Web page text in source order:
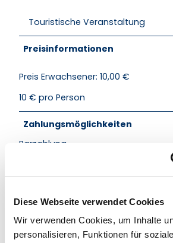
Diese Webseite verwendet Cookies
Wir verwenden Cookies, um Inhalte
personalisieren, Funktionen für
Touristische Veranstaltung
Preisinformationen
Preis Erwachsener: 10,00 €
10 € pro Person
Zahlungsmöglichkeiten
Barzahlung
Dauer: ca. 90 Minuten
Kosten: 10,00 € (Erwachsene)
Für Kinder ist diese Führung